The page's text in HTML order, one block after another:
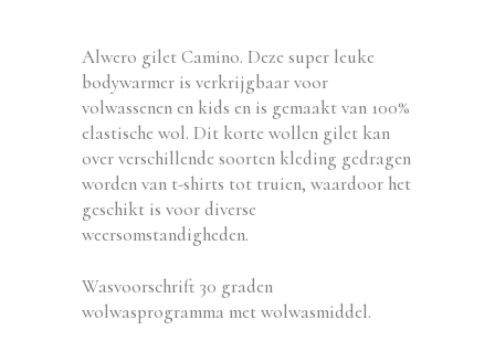
Alwero gilet Camino. Deze super leuke
bodywarmer is verkrijgbaar voor
volwassenen en kids en is gemaakt van 100%
elastische wol. Dit korte wollen gilet kan
over verschillende soorten kleding gedragen
worden van t-shirts tot truien, waardoor het
geschikt is voor diverse
weersomstandigheden.
Wasvoorschrift 30 graden
wolwasprogramma met wolwasmiddel.